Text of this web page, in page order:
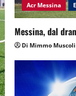
Acr Messina
Messina, dal
Di Mimmo